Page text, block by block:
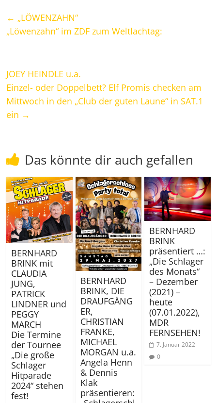
← „LÖWENZAHN“
„Löwenzahn“ im ZDF zum Weltlachtag:
JOEY HEINDLE u.a.
Einzel- oder Doppelbett? Elf Promis checken am
Mittwoch in den „Club der guten Laune“ in SAT.1
ein →
Das könnte dir auch gefallen
BERNHARD
BRINK mit
CLAUDIA
JUNG,
PATRICK
LINDNER und
PEGGY
MARCH
Die Termine
der Tournee
„Die große
Schlager
Hitparade
2024“ stehen
fest!
BERNHARD
BRINK, DIE
DRAUFGÄNG
ER,
CHRISTIAN
FRANKE,
MICHAEL
MORGAN u.a.
Angela Henn
& Dennis
Klak
präsentieren:
BERNHARD
BRINK
präsentiert …:
„Die Schlager
des Monats“
– Dezember
(2021) –
heute
(07.01.2022),
MDR
FERNSEHEN!
7. Januar 2022
0